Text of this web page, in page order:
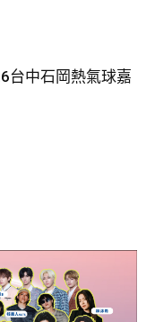
台中石岡熱氣球嘉